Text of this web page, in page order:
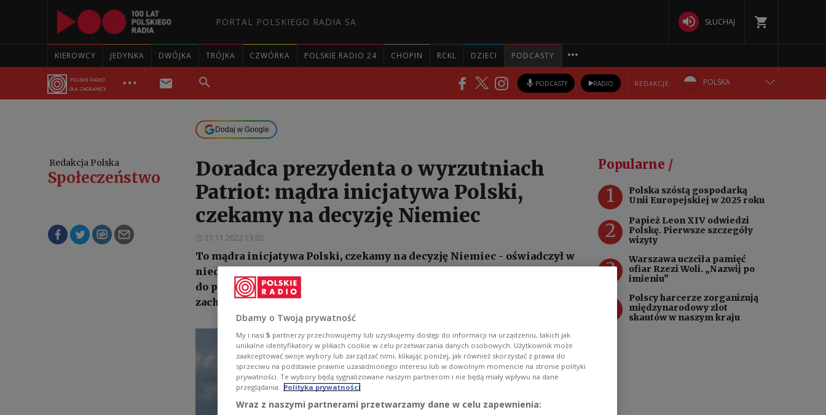
PORTAL POLSKIEGO RADIA SA SŁUCHAJ
KIEROWCY JEDYNKA DWÓJKA TRÓJKA CZWÓRKA POLSKIE RADIO 24 CHOPIN RCKL DZIECI PODCASTY
PODCASTY RADIO REDAKCJE: POLSKA
РУССКИЙ
УКРАЇНСЬКА
Dodaj w Google
Redakcja Polska
Społeczeństwo
Doradca prezydenta o wyrzutniach
Patriot: mądra inicjatywa Polski,
czekamy na decyzję Niemiec
27.11.2022 13:02
To mądra inicjatywa Polski, czekamy na decyzję Niemiec - oświadczył w
niedzielę doradca prezydenta Ukrainy Mychajło Podolak, odnosząc się
do propozycji polskiego rządu, by wyrzutnie Patriot umieścić na
zachodniej Ukrainie przy granicy z Polską.
Popularne /
1
Polska szóstą gospodarką
Unii Europejskiej w 2025 roku
2
Papież Leon XIV odwiedzi
Polskę. Pierwsze szczegóły
wizyty
3
Warszawa uczciła pamięć
ofiar Rzezi Woli. „Nazwij po
imieniu”
Polscy harcerze zorganizują
międzynarodowy zlot
skautów w naszym kraju
Dbamy o Twoją prywatność
My i nasi 5 partnerzy przechowujemy lub uzyskujemy dostęp do informacji na urządzeniu, takich jak
unikalne identyfikatory w plikach cookie w celu przetwarzania danych osobowych. Użytkownik może
zaakceptować swoje wybory lub zarządzać nimi, klikając poniżej, jak również skorzystać z prawa do
sprzeciwu na podstawie prawnie uzasadnionego interesu lub w dowolnym momencie na stronie polityki
prywatności. Te wybory będą sygnalizowane naszym partnerom i nie będą miały wpływu na dane
przeglądania.
Polityka prywatności
Wraz z naszymi partnerami przetwarzamy dane w celu zapewnienia: